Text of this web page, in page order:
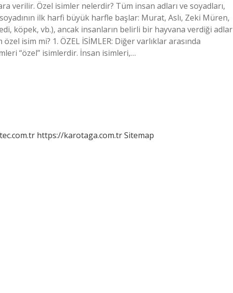
verilir. Özel isimler nelerdir? Tüm insan adları ve soyadları,
ilk harfi büyük harfle başlar: Murat, Aslı, Zeki Müren,
köpek, vb.), ancak insanların belirli bir hayvana verdiği adlar
isim mi? 1. ÖZEL İSİMLER: Diğer varlıklar arasında
“özel” isimlerdir. İnsan isimleri,…
https://karotaga.com.trSitemap